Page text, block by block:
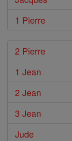
1 Pierre
2 Pierre
1 Jean
2 Jean
3 Jean
Jude